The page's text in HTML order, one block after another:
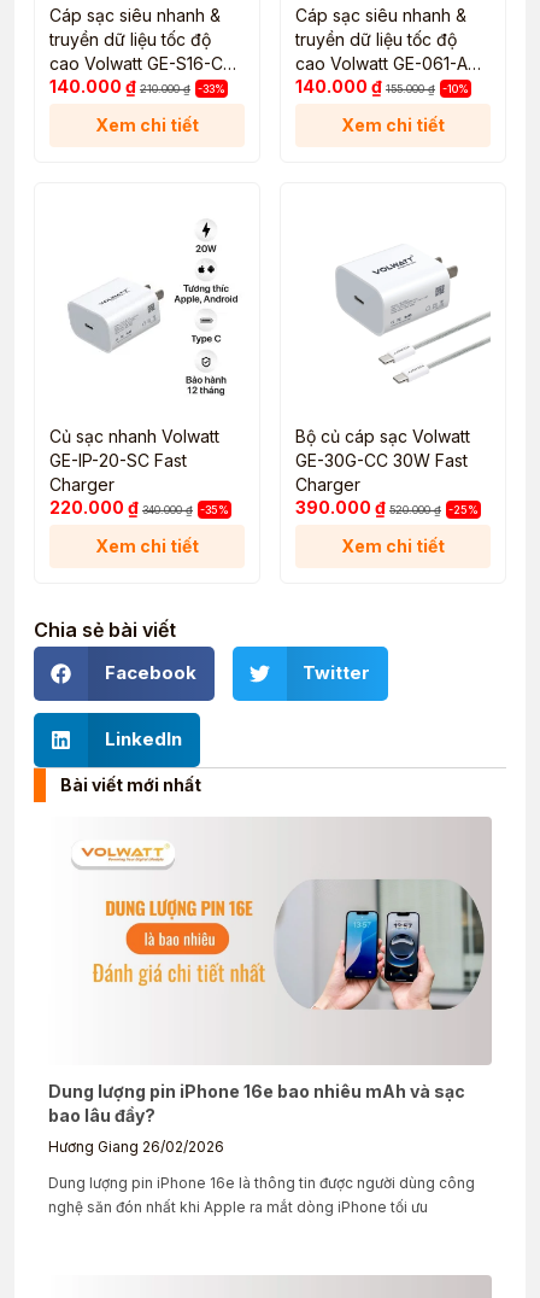
Cáp sạc siêu nhanh &
truyền dữ liệu tốc độ
cao Volwatt GE-S16-CC
Type C to Type C
140.000 ₫ 210.000₫ -33%
Xem chi tiết
Cáp sạc siêu nhanh &
truyền dữ liệu tốc độ
cao Volwatt GE-061-AC
USB-A to Type-C Cable
140.000 ₫ 155.000₫ -10%
Xem chi tiết
Củ sạc nhanh Volwatt
GE-IP-20-SC Fast
Charger
220.000 ₫ 340.000₫ -35%
Xem chi tiết
Bộ củ cáp sạc Volwatt
GE-30G-CC 30W Fast
Charger
390.000 ₫ 520.000₫ -25%
Xem chi tiết
Chia sẻ bài viết
Facebook Twitter
LinkedIn
Bài viết mới nhất
Dung lượng pin iPhone 16e bao nhiêu mAh và sạc
bao lâu đầy?
Hương Giang 26/02/2026
Dung lượng pin iPhone 16e là thông tin được người dùng công
nghệ săn đón nhất khi Apple ra mắt dòng iPhone tối ưu